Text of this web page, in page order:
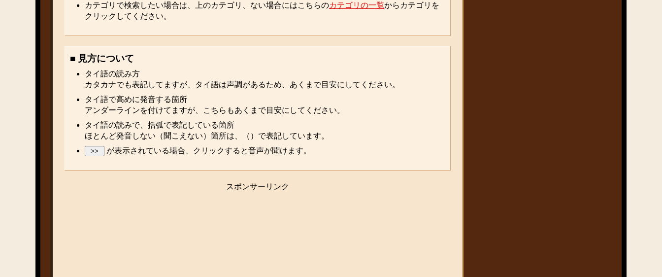
カテゴリで検索したい場合は、上のカテゴリ、ない場合にはこちらのカテゴリの一覧からカテゴリを
クリックしてください。
■ 見方について
タイ語の読み方
カタカナでも表記してますが、タイ語は声調があるため、あくまで目安にしてください。
タイ語で高めに発音する箇所
アンダーラインを付けてますが、こちらもあくまで目安にしてください。
タイ語の読みで、括弧で表記している箇所
ほとんど発音しない（聞こえない）箇所は、（）で表記しています。
が表示されている場合、クリックすると音声が聞けます。
スポンサーリンク